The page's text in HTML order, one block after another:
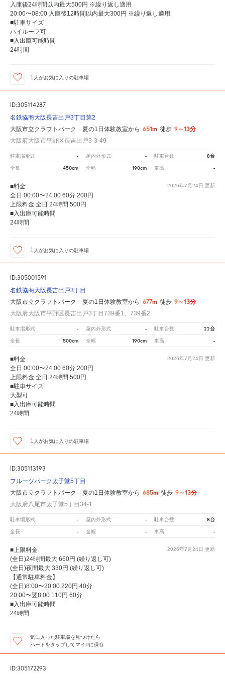
入庫後24時間以内最大500円 ※繰り返し適用
20:00〜08:00 入庫後12時間以内最大300円 ※繰り返し適用
■駐車サイズ
ハイルーフ可
■入出庫可能時間
24時間
1 人がお気に入りの駐車場
ID:305114287
名鉄協商大阪長吉出戸3丁目第2
大阪市立クラフトパーク 夏の1日体験教室から 651m 徒歩 9～13分
大阪府大阪市平野区長吉出戸3-3-49
駐車場形式 - 屋内外形式 - 駐車台数 8台
全長 450cm 全幅 190cm 車高 -
2026年7月24日 更新
■料金
全日 00:00〜24:00 60分 200円
上限料金 全日 24時間 500円
■入出庫可能時間
24時間
1 人がお気に入りの駐車場
ID:305001591
名鉄協商大阪長吉出戸3丁目
大阪市立クラフトパーク 夏の1日体験教室から 677m 徒歩 9～13分
大阪府大阪市平野区長吉出戸3丁目739番1、739番2
駐車場形式 - 屋内外形式 - 駐車台数 22台
全長 500cm 全幅 190cm 車高 -
2026年7月24日 更新
■料金
全日 00:00〜24:00 60分 200円
上限料金 全日 24時間 500円
■駐車サイズ
大型可
■入出庫可能時間
24時間
1 人がお気に入りの駐車場
ID:305113193
フルーツパーク太子堂5丁目
大阪市立クラフトパーク 夏の1日体験教室から 685m 徒歩 9～13分
大阪府八尾市太子堂5丁目34-1
駐車場形式 - 屋内外形式 - 駐車台数 8台
全長 - 全幅 - 車高 -
2026年7月24日 更新
■上限料金
(全日)24時間最大 660円 (繰り返し可)
(全日)夜間最大 330円 (繰り返し可)
【通常駐車料金】
(全日)8:00〜20:00 220円 40分
20:00〜翌8:00 110円 60分
■入出庫可能時間
24時間
気に入った駐車場を見つけたら
ハートをタップしてマイPに保存
ID:305172293